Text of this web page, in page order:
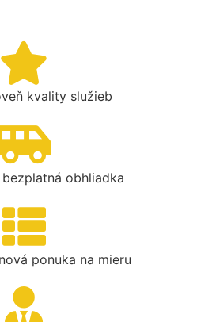
kvality služieb
obhliadka
ponuka na mieru